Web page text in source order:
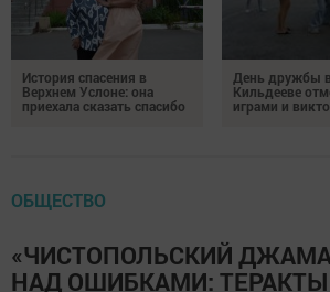
История спасения в
Верхнем Услоне: она
приехала сказать спасибо
День дружбы в
Кильдееве
играми и
ОБЩЕСТВО
«ЧИСТОПОЛЬСКИЙ
НАД ОШИБКАМИ: